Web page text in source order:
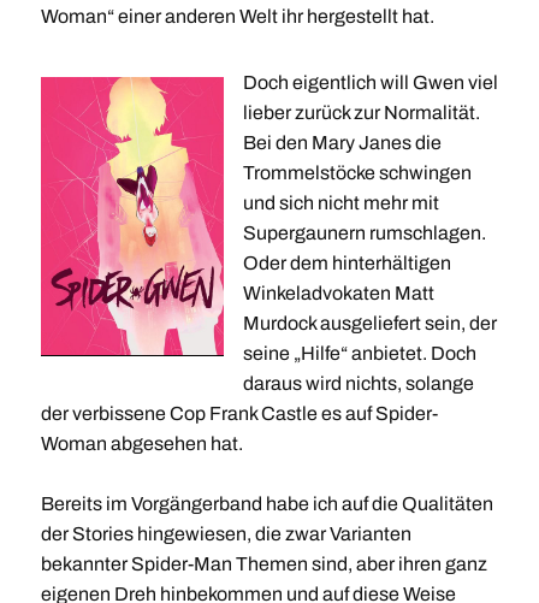
Woman“ einer anderen Welt ihr hergestellt hat.
Doch eigentlich will Gwen viel
lieber zurück zur Normalität.
Bei den Mary Janes die
Trommelstöcke schwingen
und sich nicht mehr mit
Supergaunern rumschlagen.
Oder dem hinterhältigen
Winkeladvokaten Matt
Murdock ausgeliefert sein, der
seine „Hilfe“ anbietet. Doch
daraus wird nichts, solange
der verbissene Cop Frank Castle es auf Spider-
Woman abgesehen hat.
Bereits im Vorgängerband habe ich auf die Qualitäten
der Stories hingewiesen, die zwar Varianten
bekannter Spider-Man Themen sind, aber ihren ganz
eigenen Dreh hinbekommen und auf diese Weise